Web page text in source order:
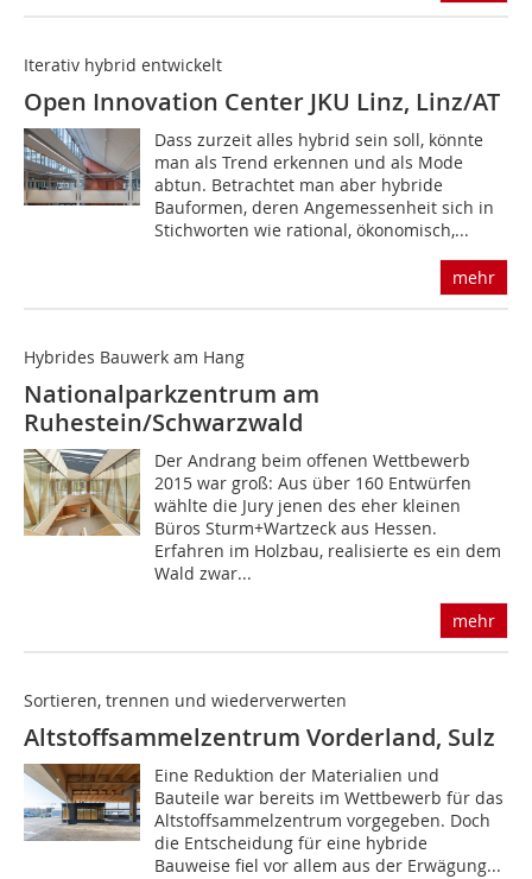
Iterativ hybrid entwickelt
Open Innovation Center JKU Linz, Linz/AT
Dass zurzeit alles hybrid sein soll, könnte
man als Trend erkennen und als Mode
abtun. Betrachtet man aber hybride
Bauformen, deren Angemessenheit sich in
Stichworten wie rational, ökonomisch,...
mehr
Hybrides Bauwerk am Hang
Nationalparkzentrum am
Ruhestein/Schwarzwald
Der Andrang beim offenen Wettbewerb
2015 war groß: Aus über 160 Entwürfen
wählte die Jury jenen des eher kleinen
Büros Sturm+Wartzeck aus Hessen.
Erfahren im Holzbau, realisierte es ein dem
Wald zwar...
mehr
Sortieren, trennen und wiederverwerten
Altstoffsammelzentrum Vorderland, Sulz
Eine Reduktion der Materialien und
Bauteile war ­bereits im Wettbewerb für das
Altstoffsammel­zentrum vorgegeben. Doch
die Entscheidung für eine hybride
Bauweise fiel vor allem aus der Erwägung...